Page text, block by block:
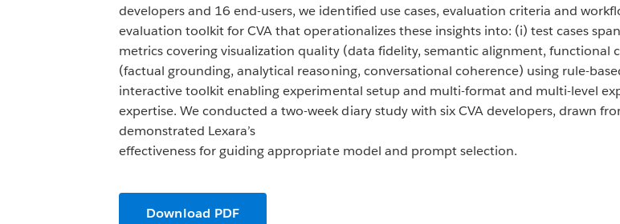
developers and 16 end-users, we identified use cases, evaluation criteria and
evaluation toolkit for CVA that operationalizes these insights into: (i) test cases
metrics covering visualization quality (data fidelity, semantic alignment, functional
(factual grounding, analytical reasoning, conversational coherence) using rule-
interactive toolkit enabling experimental setup and multi-format and multi-level
expertise. We conducted a two-week diary study with six CVA developers, drawn
demonstrated Lexara’s
effectiveness for guiding appropriate model and prompt selection.
Download PDF